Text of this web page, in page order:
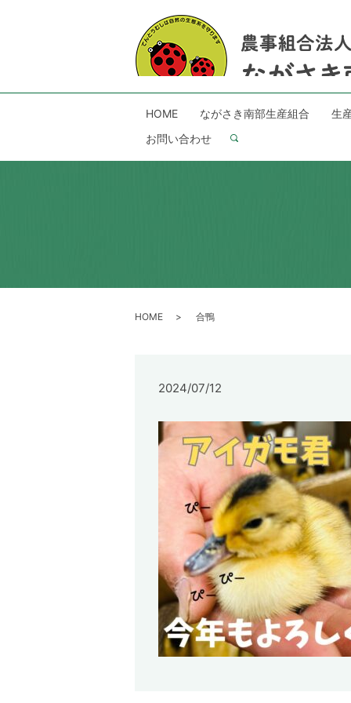
HOME ながさき南部生産組合 生
お問い合わせ
search
HOME 合鴨
2024/07/12